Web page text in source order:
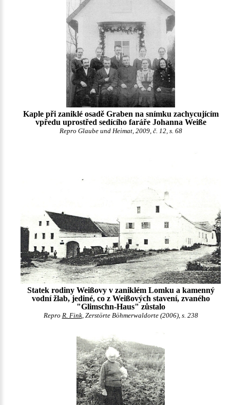
Kaple při zaniklé osadě Graben na snímku zachycujícím
vpředu uprostřed sedícího faráře Johanna Weiße
Repro Glaube und Heimat, 2009, č. 12, s. 68
Statek rodiny Weißovy v zaniklém Lomku a kamenný
vodní žlab, jediné, co z Weißových stavení, zvaného
"Glimschn-Haus" zůstalo
Repro R. Fink, Zerstörte Böhmerwaldorte (2006), s. 238